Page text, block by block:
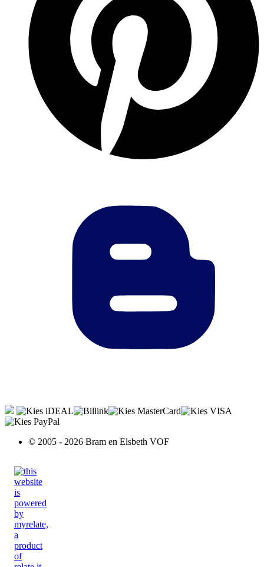
© 2005 - 2026 Bram en Elsbeth VOF